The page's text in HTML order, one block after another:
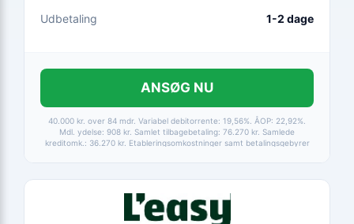
Udbetaling
1-2 dage
ANSØG NU
40.000 kr. over 84 mdr. Variabel debitorrente: 19,56%. ÅOP: 22,92%.
Mdl. ydelse: 908 kr. Samlet tilbagebetaling: 76.270 kr. Samlede
kreditomk.: 36.270 kr. Etableringsomkostninger samt betalingsgebyrer